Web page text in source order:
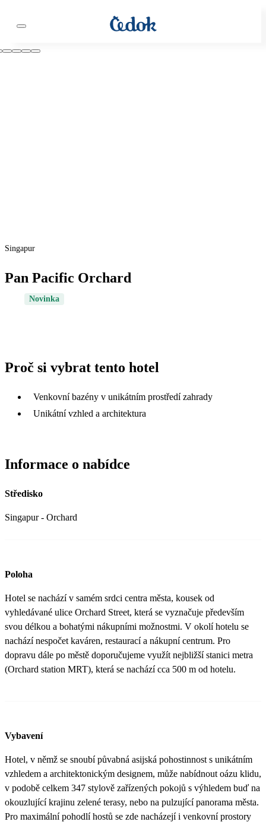
Singapur
Pan Pacific Orchard
Novinka
Proč si vybrat tento hotel
Venkovní bazény v unikátním prostředí zahrady
Unikátní vzhled a architektura
Informace o nabídce
Středisko
Singapur - Orchard
Poloha
Hotel se nachází v samém srdci centra města, kousek od
vyhledávané ulice Orchard Street, která se vyznačuje především
svou délkou a bohatými nákupními možnostmi. V okolí hotelu se
nachází nespočet kaváren, restaurací a nákupní centrum. Pro
dopravu dále po městě doporučujeme využít nejbližší stanici metra
(Orchard station MRT), která se nachází cca 500 m od hotelu.
Vybavení
Hotel, v němž se snoubí půvabná asijská pohostinnost s unikátním
vzhledem a architektonickým designem, může nabídnout oázu klidu,
v podobě celkem 347 stylově zařízených pokojů s výhledem buď na
okouzlující krajinu zelené terasy, nebo na pulzující panorama města.
Pro maximální pohodlí hostů se zde nacházejí i venkovní prostory